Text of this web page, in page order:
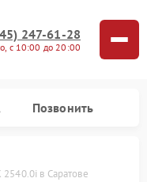
247-61-28
с 10:00 до 20:00
Позвонить
в Саратове